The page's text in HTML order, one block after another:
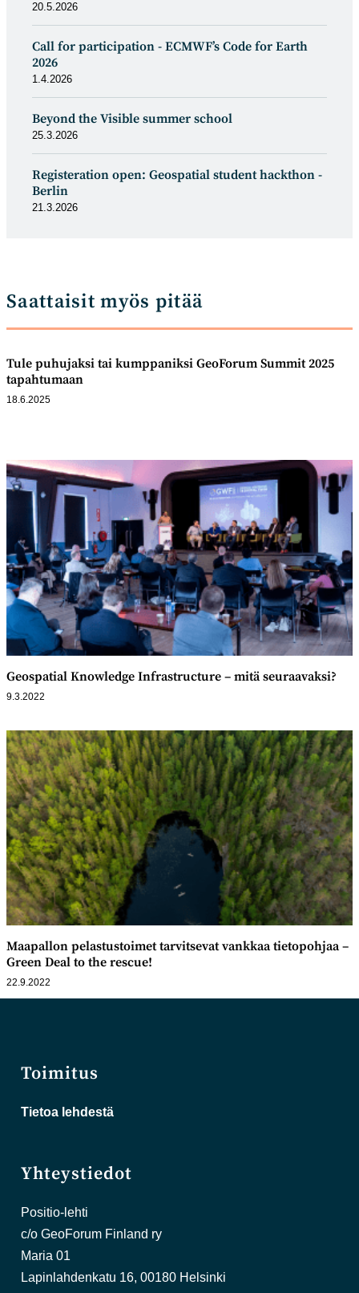
20.5.2026
Call for participation - ECMWF’s Code for Earth
2026
1.4.2026
Beyond the Visible summer school
25.3.2026
Registeration open: Geospatial student hackthon -
Berlin
21.3.2026
Saattaisit myös pitää
Tule puhujaksi tai kumppaniksi GeoForum Summit 2025
tapahtumaan
18.6.2025
Geospatial Knowledge Infrastructure – mitä seuraavaksi?
9.3.2022
Maapallon pelastustoimet tarvitsevat vankkaa tietopohjaa –
Green Deal to the rescue!
22.9.2022
Toimitus
Tietoa lehdestä
Yhteystiedot
Positio-lehti
c/o GeoForum Finland ry
Maria 01
Lapinlahdenkatu 16, 00180 Helsinki